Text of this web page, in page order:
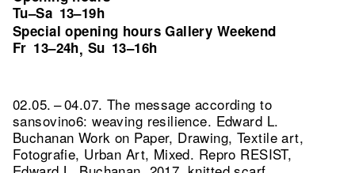
Tu–Sa 13–19h
Special opening hours Gallery Weekend
Fr 13–24h, Su 13–16h
02.05. – 04.07. The message according to
sansovino6: weaving resilience. Edward L.
Buchanan Work on Paper, Drawing, Textile art,
Fotografie, Urban Art, Mixed. Repro RESIST,